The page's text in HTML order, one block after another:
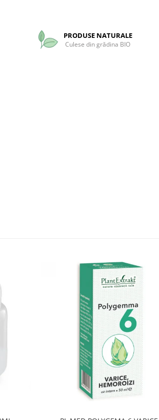
PRODUSE NATURALE
Culese din grădina BIO